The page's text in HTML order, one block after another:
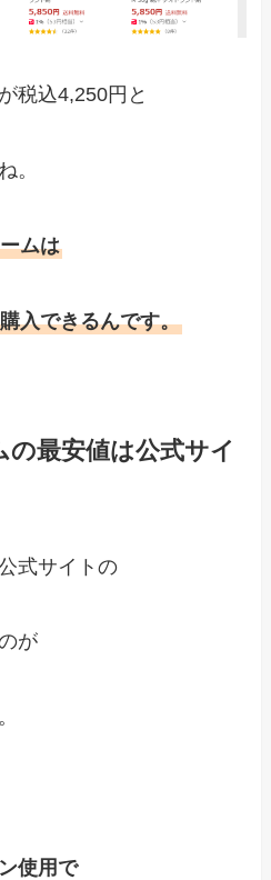
税込4,250円と
。
ムは
入できるんです。
最安値は公式サイ
式サイトの
が
使用で